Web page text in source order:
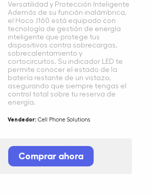
Versatilidad y Protección Inteligente
Además de su función inalámbrica,
el Hoco J160 está equipado con
tecnología de gestión de energía
inteligente que protege tus
dispositivos contra sobrecargas,
sobrecalentamiento y
cortocircuitos. Su indicador LED te
permite conocer el estado de la
batería restante de un vistazo,
asegurando que siempre tengas el
control total sobre tu reserva de
energía.
Vendedor: Cell Phone Solutions
Comprar ahora